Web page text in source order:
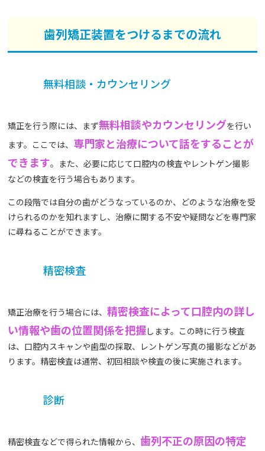
歯列矯正装置をつけるまでの流れ
無料相談・カウンセリング
矯正を行う際には、まず無料相談やカウンセリングを行い
ます。ここでは、 専門家と治療について話をすることが
できます。また、必要に応じて口腔内の検査やレントゲン撮影
などの検査を行う場合もあります。
この段階では自分の歯がどうなっているのか、どのような治療を受
けられるのかを知れますし、治療に関する不安や疑問などを専門家
に尋ねることができます。
精密検査
矯正治療を行う場合には、精密検査によって口腔内の詳し
い情報や歯の位置関係を把握します。この時に行う検査
は、口腔内スキャンや歯型の採取、レントゲン写真の撮影などがあ
ります。精密検査は通常、初回相談や検査の後に実施されます。
診断
精密検査などで得られた情報から、歯列不正の原因の特定